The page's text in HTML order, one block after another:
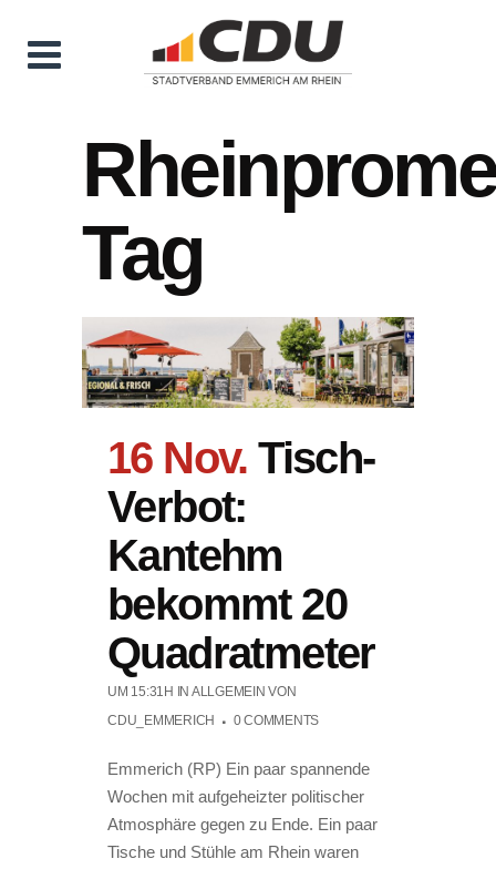
Tag
16 Nov. Tisch-
Verbot:
Kantehm
bekommt 20
Quadratmeter
UM 15:31H IN ALLGEMEINVON
CDU_EMMERICH
0 COMMENTS
Emmerich (RP) Ein paar spannende
Wochen mit aufgeheizter politischer
Atmosphäre gegen zu Ende. Ein paar
Tische und Stühle am Rhein waren